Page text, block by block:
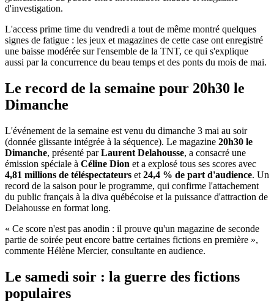
d'investigation.
L'access prime time du vendredi a tout de même montré quelques
signes de fatigue : les jeux et magazines de cette case ont enregistré
une baisse modérée sur l'ensemble de la TNT, ce qui s'explique
aussi par la concurrence du beau temps et des ponts du mois de mai.
Le record de la semaine pour 20h30 le
Dimanche
L'événement de la semaine est venu du dimanche 3 mai au soir
(donnée glissante intégrée à la séquence). Le magazine 20h30 le
Dimanche, présenté parLaurent Delahousse, a consacré une
émission spéciale à Céline Dion et a explosé tous ses scores avec
4,81 millions de téléspectateurs et 24,4 % de part d'audience. Un
record de la saison pour le programme, qui confirme l'attachement
du public français à la diva québécoise et la puissance d'attraction de
Delahousse en format long.
« Ce score n'est pas anodin : il prouve qu'un magazine de seconde
partie de soirée peut encore battre certaines fictions en première »,
commente Hélène Mercier, consultante en audience.
Le samedi soir : la guerre des fictions
populaires